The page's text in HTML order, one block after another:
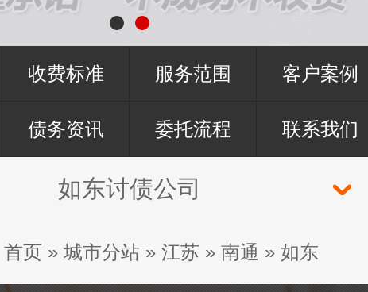
收费标准 服务范围 客户案例
债务资讯 委托流程 联系我们
如东讨债公司
首页 » 城市分站» 江苏 » 南通 » 如东